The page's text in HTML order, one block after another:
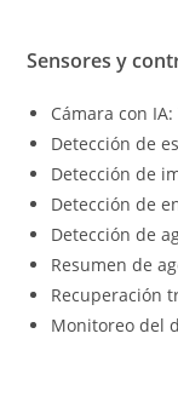
Sensores y
Cámara con
Detección de
Detección de
Detección de
Detección de
Resumen de
Recuperación
Monitoreo del